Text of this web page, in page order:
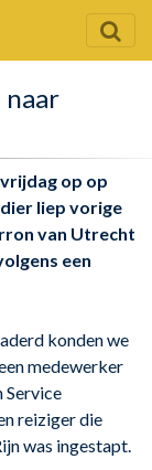
op op
liep vorige
van Utrecht
een
konden we
medewerker
Service
reiziger die
was ingestapt.